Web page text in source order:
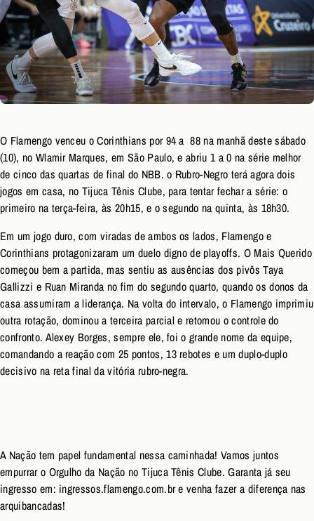
O Flamengo venceu o Corinthians por 94 a 88 na manhã deste sábado
(10), no Wlamir Marques, em São Paulo, e abriu 1 a 0 na série melhor
de cinco das quartas de final do NBB. o Rubro-Negro terá agora dois
jogos em casa, no Tijuca Tênis Clube, para tentar fechar a série: o
primeiro na terça-feira, às 20h15, e o segundo na quinta, às 18h30.
Em um jogo duro, com viradas de ambos os lados, Flamengo e
Corinthians protagonizaram um duelo digno de playoffs. O Mais Querido
começou bem a partida, mas sentiu as ausências dos pivôs Taya
Gallizzi e Ruan Miranda no fim do segundo quarto, quando os donos da
casa assumiram a liderança. Na volta do intervalo, o Flamengo imprimiu
outra rotação, dominou a terceira parcial e retomou o controle do
confronto. Alexey Borges, sempre ele, foi o grande nome da equipe,
comandando a reação com 25 pontos, 13 rebotes e um duplo-duplo
decisivo na reta final da vitória rubro-negra.
A Nação tem papel fundamental nessa caminhada! Vamos juntos
empurrar o Orgulho da Nação no Tijuca Tênis Clube. Garanta já seu
ingresso em: ingressos.flamengo.com.br e venha fazer a diferença nas
arquibancadas!